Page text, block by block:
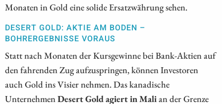
Monaten in Gold eine solide Ersatzwährung sehen.
DESERT GOLD: AKTIE AM BODEN –
BOHRERGEBNISSE VORAUS
Statt nach Monaten der Kursgewinne bei Bank-Aktien auf
den fahrenden Zug aufzuspringen, können Investoren
auch Gold ins Visier nehmen. Das kanadische
UnternehmenDesert Gold agiert in Malian der Grenze